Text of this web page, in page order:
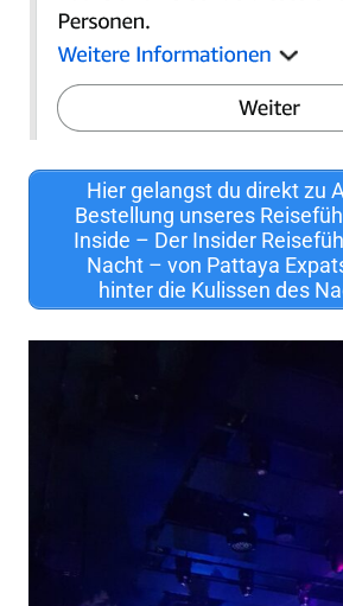
Hier gelangst du direkt zu
Bestellung unseres
Inside – Der Insider
Nacht – von Pattaya
hinter die Kulissen des